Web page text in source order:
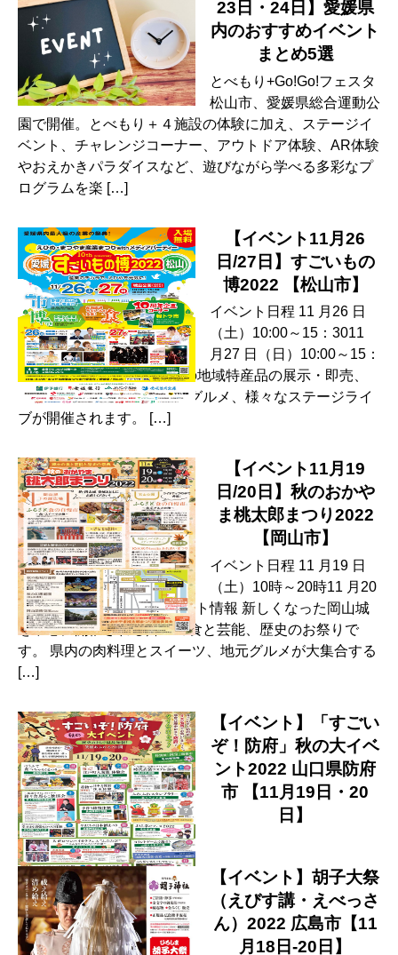
23日・24日】愛媛県
内のおすすめイベント
まとめ5選
とべもり+Go!Go!フェスタ
松山市、愛媛県総合運動公
園で開催。とべもり＋４施設の体験に加え、ステージイ
ベント、チャレンジコーナー、アウトドア体験、AR体験
やおえかきパラダイスなど、遊びながら学べる多彩なプ
ログラムを楽 […]
【イベント11月26
日/27日】すごいもの
博2022 【松山市】
イベント日程 11 月26 日
（土）10:00～15：3011
月27 日（日）10:00～15：
30 イベント情報 愛媛県内の地域特産品の展示・即売、
伝統工芸品の製造実演や、グルメ、様々なステージライ
ブが開催されます。 […]
【イベント11月19
日/20日】秋のおかや
ま桃太郎まつり2022
【岡山市】
イベント日程 11 月19 日
（土）10時～20時11 月20
日（日）10時～16時 イベント情報 新しくなった岡山城
を中心に開催される郷土の食と芸能、歴史のお祭りで
す。 県内の肉料理とスイーツ、地元グルメが大集合する
[…]
【イベント】「すごい
ぞ！防府」秋の大イベ
ント2022 山口県防府
市 【11月19日・20
日】
【イベント】胡子大祭
（えびす講・えべっさ
ん）2022 広島市【11
月18日-20日】